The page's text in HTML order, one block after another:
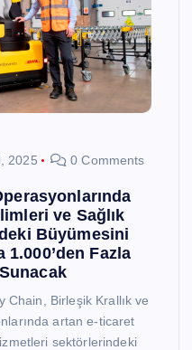
2025 0 Comments
ve Sağlık
Büyümesini
1.000’den Fazla
Chain, Birleşik Krallık ve
artan e-ticaret
sektörlerindeki